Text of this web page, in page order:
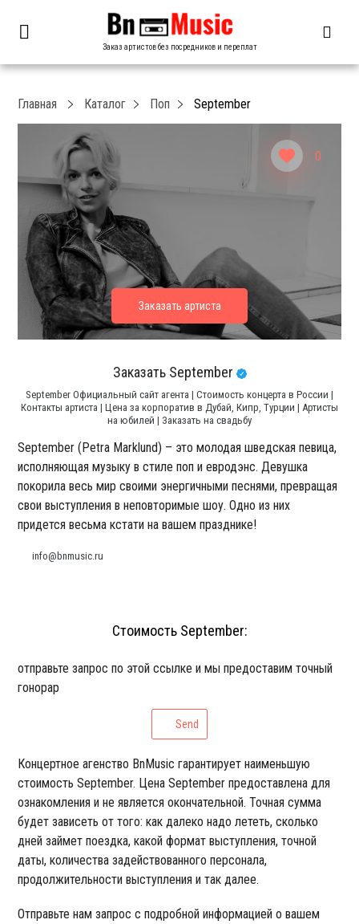
Заказ артистов без посредников и переплат
0
Главная Каталог Поп September
Заказать September
September Официальный сайт агента | Стоимость концерта в России |
Контакты артиста | Цена за корпоратив в Дубай, Кипр, Турции | Артисты
на юбилей | Заказать на свадьбу
September (Petra Marklund) – это молодая шведская певица,
исполняющая музыку в стиле поп и евродэнс. Девушка
покорила весь мир своими энергичными песнями, превращая
свои выступления в неповторимые шоу. Одно из них
придется весьма кстати на вашем празднике!
info@bnmusic.ru
Стоимость September:
отправьте запрос по этой ссылке и мы предоставим точный
гонорар
Send
Концертное агенство BnMusic гарантирует наименьшую
стоимость September. Цена September предоставлена для
ознакомления и не является окончательной. Точная сумма
будет зависеть от того: как далеко надо лететь, сколько
дней займет поездка, какой формат выступления, точной
даты, количества задействованного персонала,
продолжительности выступления и так далее.
Отправьте нам запрос с подробной информацией о вашем